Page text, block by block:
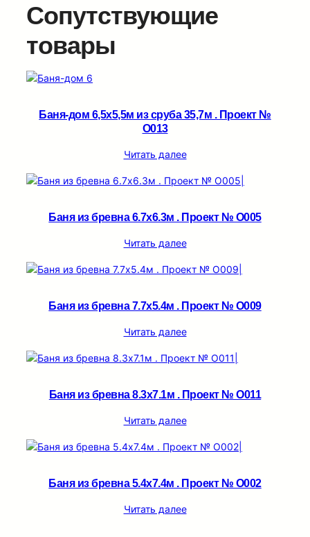
Сопутствующие
товары
Баня-дом 6,5х5,5м из сруба 35,7м . Проект №
О013
Читать далее
Баня из бревна 6.7х6.3м . Проект № О005
Читать далее
Баня из бревна 7.7х5.4м . Проект № О009
Читать далее
Баня из бревна 8.3х7.1м . Проект № О011
Читать далее
Баня из бревна 5.4х7.4м . Проект № О002
Читать далее